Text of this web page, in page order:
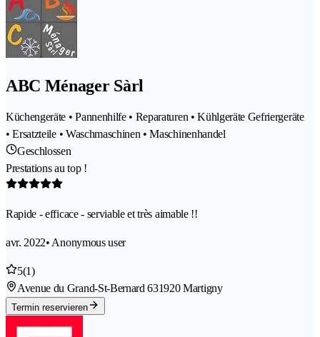
ABC Ménager Sàrl
Küchengeräte • Pannenhilfe • Reparaturen • Kühlgeräte Gefriergeräte
• Ersatzteile • Waschmaschinen • Maschinenhandel
Geschlossen
Prestations au top !
Rapide - efficace - serviable et très aimable !!
avr. 2022• Anonymous user
5(1)
Avenue du Grand-St-Bernard 631920 Martigny
Termin reservieren